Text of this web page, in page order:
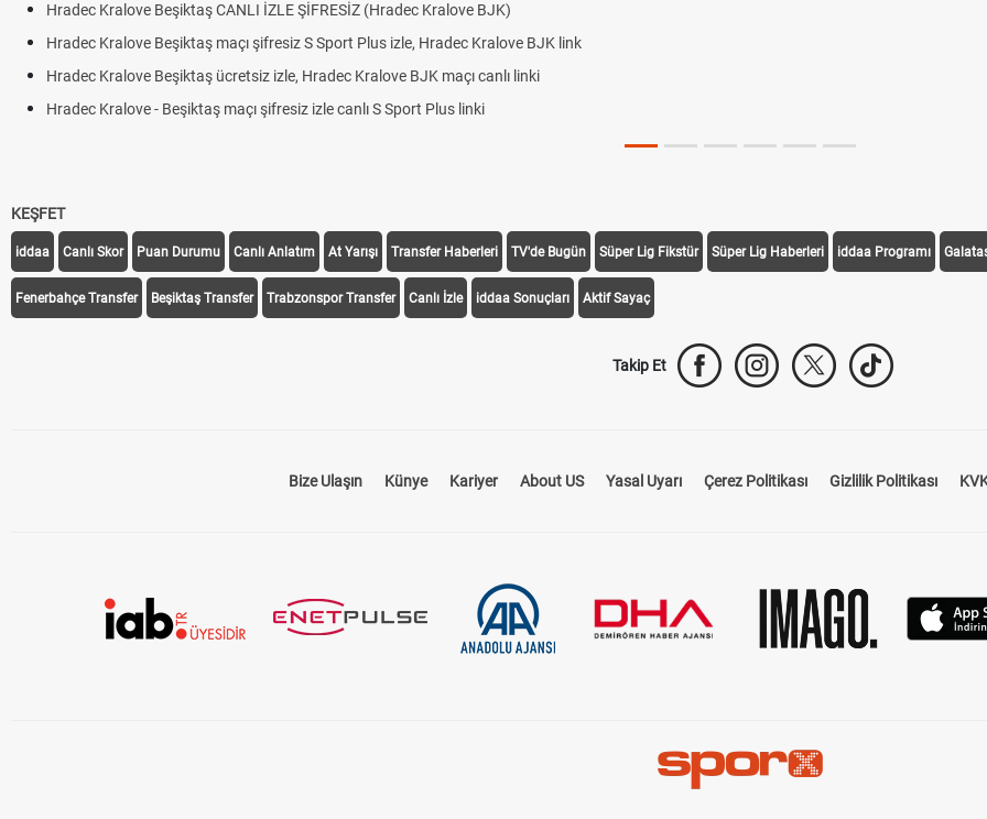
CANLI İZLE ŞİFRESİZ (Hradec Kralove BJK)
maçı şifresiz S Sport Plus izle, Hradec Kralove BJK link
ücretsiz izle, Hradec Kralove BJK maçı canlı linki
maçı şifresiz izle canlı S Sport Plus linki
KEŞFET
iddaa Canlı Skor Puan Durumu Canlı Anlatım At Yarışı Transfer Haberleri TV'de Bugün Süper Lig Fikstür Süper Lig Haberleri iddaa Programı
Fenerbahçe Transfer Beşiktaş Transfer Trabzonspor Transfer Canlı İzle iddaa Sonuçları Aktif Sayaç
Takip Et
Bize Ulaşın Künye Kariyer About US Yasal Uyarı Çerez Politikası Gizlilik Politikası